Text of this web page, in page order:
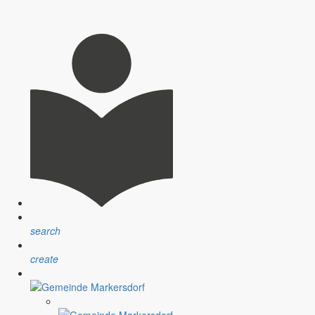
search
create
der Grundschule in Markersdorf für etwas weniger Geld gebaut
und auch nachhaltig wirksam wird.
Zeit nun einmal nicht vorbei. Ich möchte mich aber an dieser